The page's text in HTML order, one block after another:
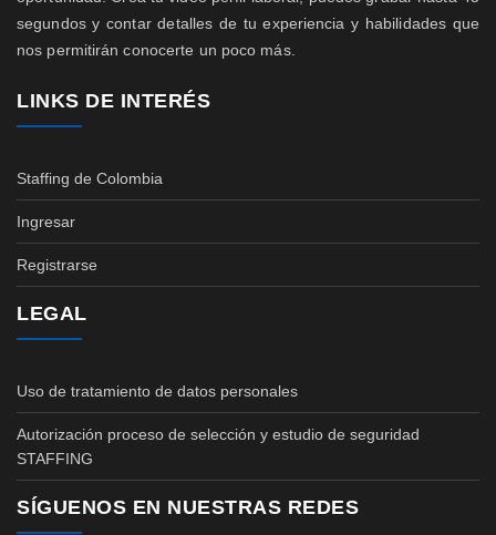
segundos y contar detalles de tu experiencia y habilidades que
nos permitirán conocerte un poco más.
LINKS DE INTERÉS
Staffing de Colombia
Ingresar
Registrarse
LEGAL
Uso de tratamiento de datos personales
Autorización proceso de selección y estudio de seguridad
STAFFING
SÍGUENOS EN NUESTRAS REDES